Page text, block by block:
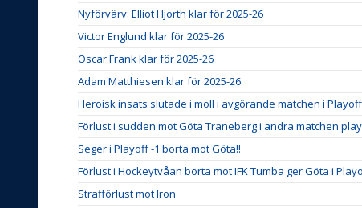
Nyförvärv: Elliot Hjorth klar för 2025-26
Victor Englund klar för 2025-26
Oscar Frank klar för 2025-26
Adam Matthiesen klar för 2025-26
Heroisk insats slutade i moll i avgörande matchen i
Förlust i sudden mot Göta Traneberg i andra matchen
Seger i Playoff -1 borta mot Göta!!
Förlust i Hockeytvåan borta mot IFK Tumba ger Göta i
Strafförlust mot Iron